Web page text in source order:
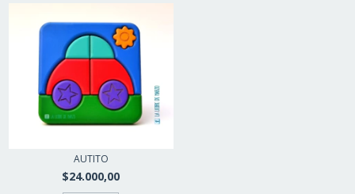
AUTITO
$24.000,00